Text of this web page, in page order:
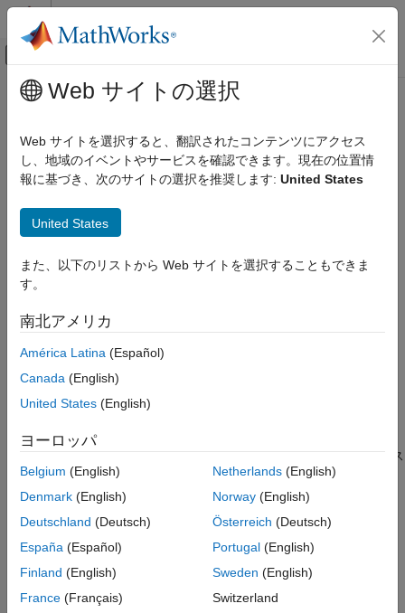
コンテンツへスキップ
オフキャンバス ナビゲーション メ
ドキュメンテーションのホーム
数学
グラフとネットワーク アルゴリズム
minspantree
項目一覧
説明
入力引数
詳細
拡張機能
参考
メインコンテンツ
minspantree
グラフの最小全域木
構文
T = minspantree(G,Name,Value)
[T,pred] = minspantree(
説明
例
の引数で指定された追加のオプションを使用します。たとえば、
minspantree(G,'Method','sparse')は最小全域木の計算にクラス
カル アルゴリズムを使用します。
[T,pred] = minspantree(
は、前述の構文に示した任意の入
力引数を使用して、先行ノードのベクトルpredも返します。
Web サイトの選択
Web サイトを選択すると、翻訳されたコンテンツにアクセス
し、地域のイベントやサービスを確認できます。現在の位置情
報に基づき、次のサイトの選択を推奨します: United States
United States
また、以下のリストから Web サイトを選択することもできま
す。
南北アメリカ
América Latina (Español)
Canada (English)
United States (English)
ヨーロッパ
Belgium (English)
Denmark (English)
Deutschland (Deutsch)
España (Español)
Finland (English)
France (Français)
Netherlands(English)
Norway(English)
Österreich (Deutsch)
Portugal(English)
Sweden (English)
Switzerland